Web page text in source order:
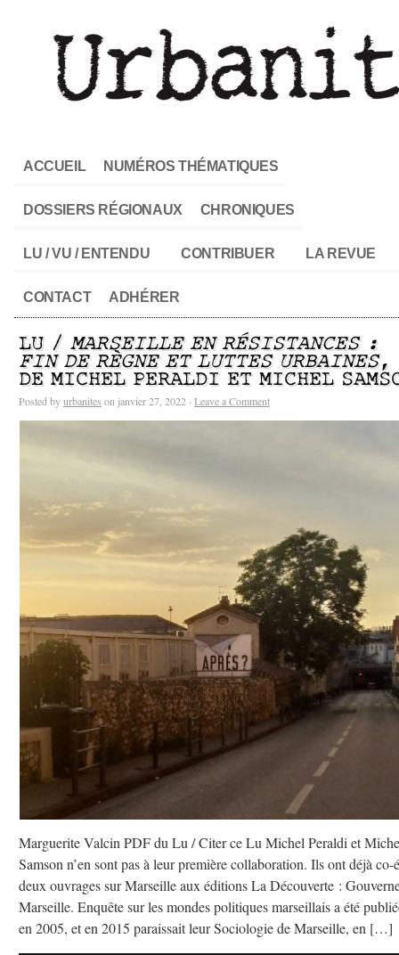
ACCUEIL NUMÉROS THÉMATIQUES
DOSSIERS RÉGIONAUX CHRONIQUES
LU / VU / ENTENDU CONTRIBUER LA REVUE
CONTACT ADHÉRER
LU / MARSEILLE EN RÉSISTANCES :
FIN DE RÈGNE ET LUTTES URBAINES,
DE MICHEL PERALDI ET MICHEL
Posted byurbanites on janvier 27, 2022 · Leave a Comment
Marguerite Valcin PDF du Lu / Citer ce Lu Michel Peraldi et
Samson n’en sont pas à leur première collaboration. Ils ont déjà co-
deux ouvrages sur Marseille aux éditions La Découverte :
Marseille. Enquête sur les mondes politiques marseillais a été
en 2005, et en 2015 paraissait leur Sociologie de Marseille, en […]